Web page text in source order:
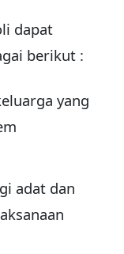
dapat
berikut :
yang
adat dan